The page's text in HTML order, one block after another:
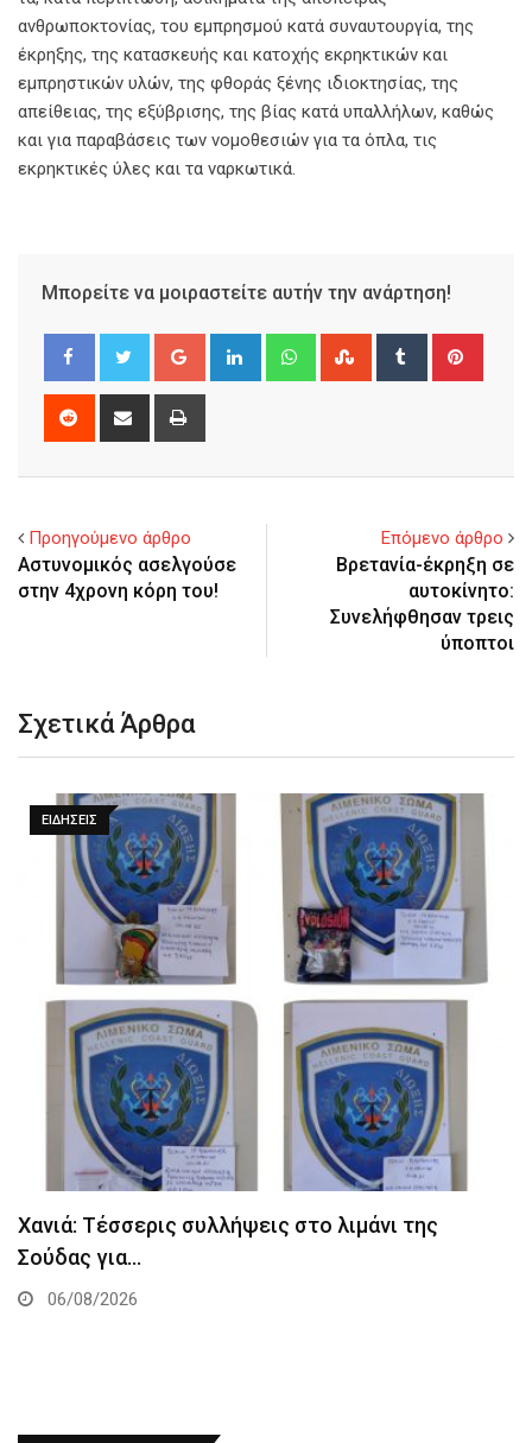
ανθρωποκτονίας, του εμπρησμού κατά συναυτουργία, της
έκρηξης, της κατασκευής και κατοχής εκρηκτικών και
εμπρηστικών υλών, της φθοράς ξένης ιδιοκτησίας, της
απείθειας, της εξύβρισης, της βίας κατά υπαλλήλων, καθώς
και για παραβάσεις των νομοθεσιών για τα όπλα, τις
εκρηκτικές ύλες και τα ναρκωτικά.
Μπορείτε να μοιραστείτε αυτήν την ανάρτηση!
Google+ LinkedIn WhatsappStumbleUpon
Tumblr
Reddit
Share
Προηγούμενο άρθρο
Αστυνομικός ασελγούσε
στην 4χρονη κόρη του!
Επόμενο άρθρο
Βρετανία-έκρηξη σε
αυτοκίνητο:
Συνελήφθησαν τρεις
ύποπτοι
Σχετικά Άρθρα
ΕΙΔΉΣΕΙΣ
Χανιά: Τέσσερις συλλήψεις στο λιμάνι της
Σούδας για…
06/08/2026